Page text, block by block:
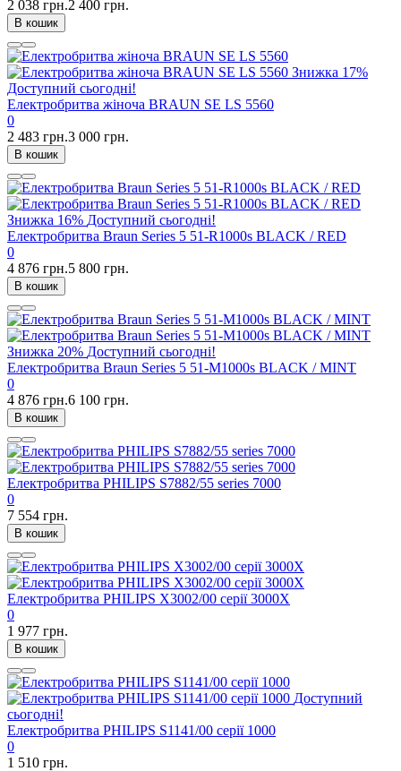
2 038 грн.2 400 грн.
В кошик
Знижка 17%
Доступний сьогодні!
Електробритва жіноча BRAUN SE LS 5560
0
2 483 грн.3 000 грн.
В кошик
Знижка 16% Доступний сьогодні!
Електробритва Braun Series 5 51-R1000s BLACK / RED
0
4 876 грн.5 800 грн.
В кошик
Знижка 20% Доступний сьогодні!
Електробритва Braun Series 5 51-M1000s BLACK / MINT
0
4 876 грн.6 100 грн.
В кошик
Електробритва PHILIPS S7882/55 series 7000
0
7 554 грн.
В кошик
Електробритва PHILIPS X3002/00 серії 3000X
0
1 977 грн.
В кошик
Доступний
сьогодні!
Електробритва PHILIPS S1141/00 серії 1000
0
1 510 грн.